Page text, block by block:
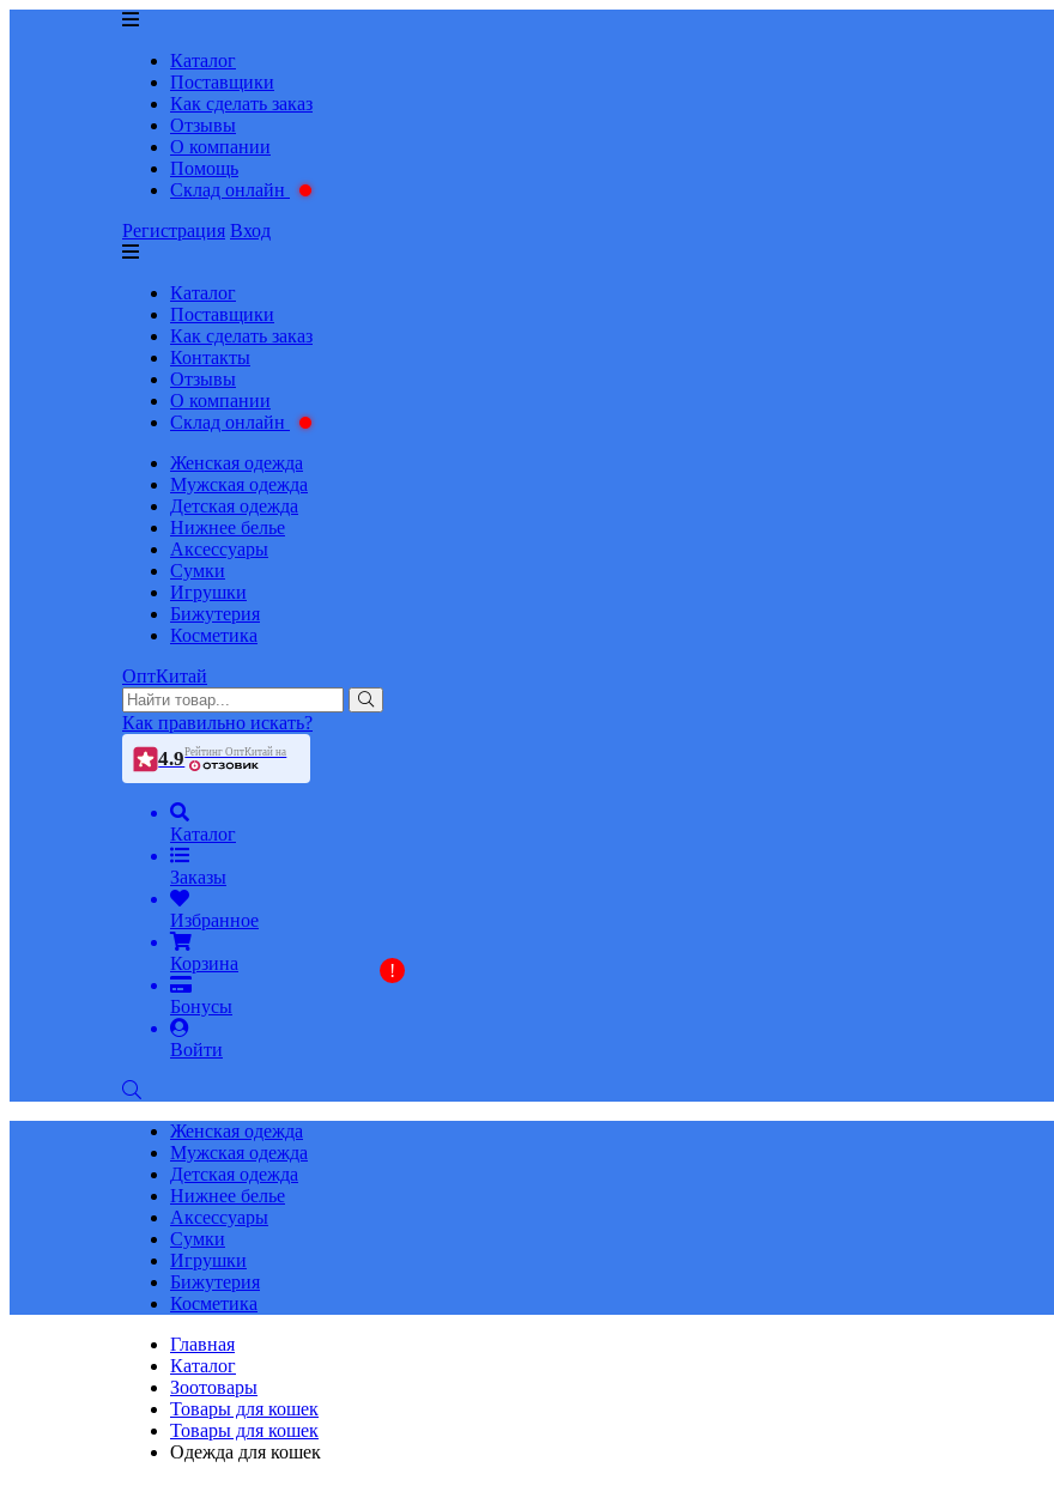
Каталог
Поставщики
Как сделать заказ
Отзывы
О компании
Помощь
Склад онлайн
Регистрация Вход
Каталог
Поставщики
Как сделать заказ
Контакты
Отзывы
О компании
Склад онлайн
Женская одежда
Мужская одежда
Детская одежда
Нижнее белье
Аксессуары
Сумки
Игрушки
Бижутерия
Косметика
ОптКитай
Как правильно искать?
4.9Рейтинг ОптКитай на
Каталог
Заказы
Избранное
Корзина
Бонусы
!
Войти
Женская одежда
Мужская одежда
Детская одежда
Нижнее белье
Аксессуары
Сумки
Игрушки
Бижутерия
Косметика
Главная
Каталог
Зоотовары
Товары для кошек
Товары для кошек
Одежда для кошек